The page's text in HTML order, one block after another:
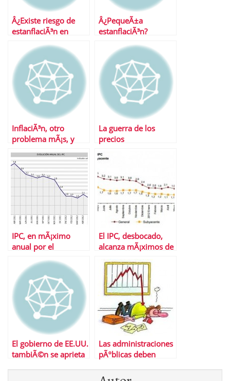
Â¿Existe riesgo de
estanflaciÃ³n en
Â¿PequeÃ±a
estanflaciÃ³n?
InflaciÃ³n, otro
problema mÃ¡s, y
van…
La guerra de los
precios
IPC, en mÃ¡ximo
anual por el
los carburantes
El IPC, desbocado,
alcanza mÃ¡ximos de
El gobierno de EE.UU.
tambiÃ©n se aprieta
Las administraciones
pÃºblicas deben
autÃ³nomos